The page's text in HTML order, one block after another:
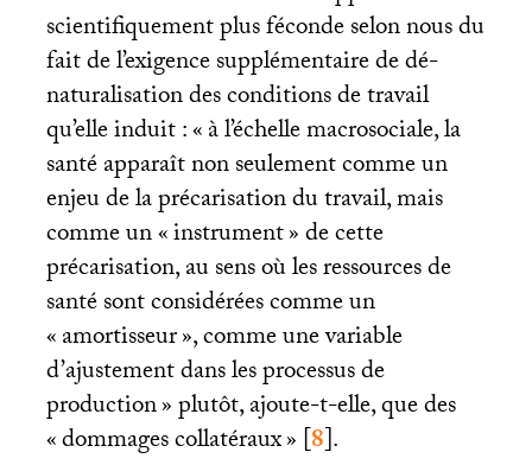
scientifiquement plus féconde selon nous du
fait de l’exigence supplémentaire de dé-
naturalisation des conditions de travail
qu’elle induit : «à l’échelle macrosociale, la
santé apparaît non seulement comme un
enjeu de la précarisation du travail, mais
comme un «instrument» de cette
précarisation, au sens où les ressources de
santé sont considérées comme un
«amortisseur», comme une variable
d’ajustement dans les processus de
production» plutôt, ajoute-t-elle, que des
«dommages collatéraux»[8].